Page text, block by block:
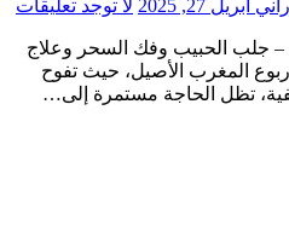
أبريل 27, 2025 لا توجد تعليقات
المغرب الأصيل، حيث تفوح
تظل الحاجة مستمرة إلى…